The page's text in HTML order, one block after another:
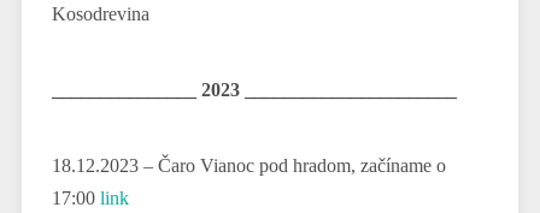
Kosodrevina
_______________ 2023 ______________________
18.12.2023 – Čaro Vianoc pod hradom, začíname o
17:00 link